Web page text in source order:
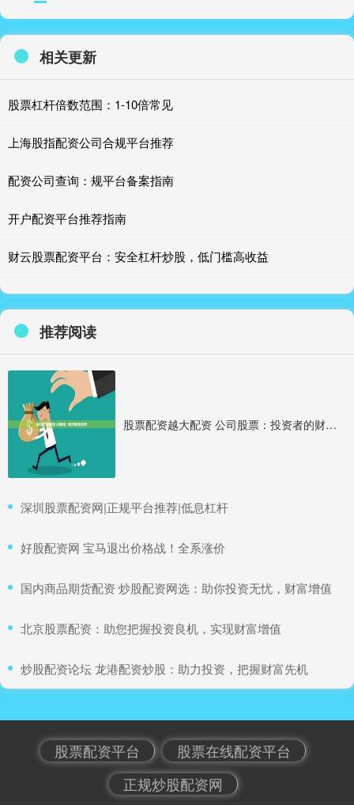
相关更新
股票杠杆倍数范围：1-10倍常见
上海股指配资公司合规平台推荐
配资公司查询：规平台备案指南
开户配资平台推荐指南
财云股票配资平台：安全杠杆炒股，低门槛高收益
推荐阅读
股票配资越大配资 公司股票：投资者的财富指南
​深圳股票配资网|正规平台推荐|低息杠杆
​好股配资网 宝马退出价格战！全系涨价
​国内商品期货配资 炒股配资网选：助你投资无忧，财富增值
​北京股票配资：助您把握投资良机，实现财富增值
​炒股配资论坛 龙港配资炒股：助力投资，把握财富先机
股票配资平台
股票在线配资平台
正规炒股配资网